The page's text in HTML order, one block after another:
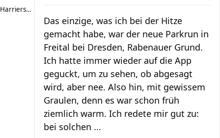
Harriersand reloaded
Das einzige, was ich bei der Hitze
gemacht habe, war der neue Parkrun in
Freital bei Dresden, Rabenauer Grund.
Ich hatte immer wieder auf die App
geguckt, um zu sehen, ob abgesagt
wird, aber nee. Also hin, mit gewissem
Graulen, denn es war schon früh
ziemlich warm. Ich redete mir gut zu:
bei solchen ...